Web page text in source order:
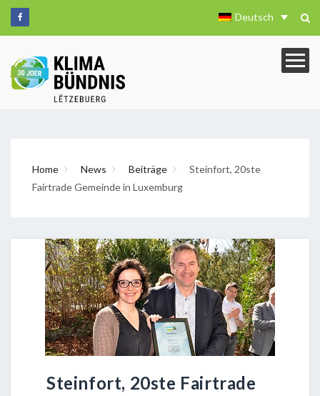
Deutsch
Home News Beiträge
Steinfort, 20ste
Fairtrade Gemeinde in Luxemburg
Steinfort, 20ste Fairtrade